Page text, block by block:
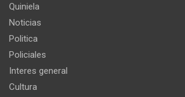
Quiniela
Noticias
Politica
Policiales
Interes general
Cultura